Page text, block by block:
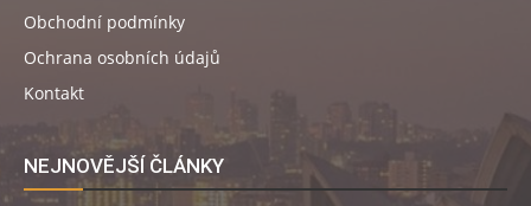
Obchodní podmínky
Ochrana osobních údajů
Kontakt
NEJNOVĚJŠÍ ČLÁNKY